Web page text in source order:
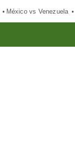
México vs Venezuela